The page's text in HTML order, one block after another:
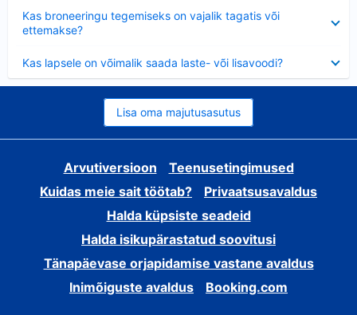
Kas broneeringu tegemiseks on vajalik tagatis või
ettemakse?
Kas lapsele on võimalik saada laste- või lisavoodi?
Lisa oma majutusasutus
Arvutiversioon
Teenusetingimused
Kuidas meie sait töötab?
Privaatsusavaldus
Halda küpsiste seadeid
Halda isikupärastatud soovitusi
Tänapäevase orjapidamise vastane avaldus
Inimõiguste avaldus
Booking.com